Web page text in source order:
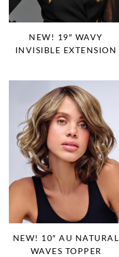
NEW! 19″ WAVY
INVISIBLE EXTENSION
NEW! 10″ AU NATURAL
WAVES TOPPER